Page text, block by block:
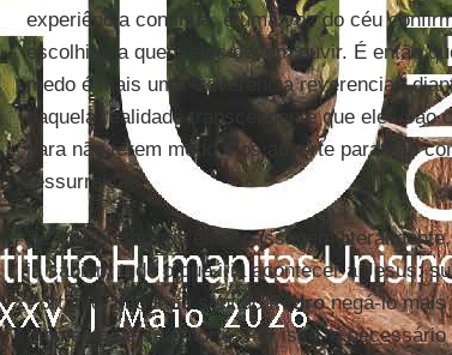
experiência continua, e uma voz do céu
escolhido a quem eles devem ouvir. É então
medo é mais uma “reverência reverencial”
daquela realidade transcendente que eles são
para não terem medo e os adverte para não
ressurreição.
Se interpretarmos essa passagem
já sabiam tudo o que iria acontecer a Jesus:
Portanto, não faria sentidoPedronegá-lo mais
momento de sua morte. Por isso, é